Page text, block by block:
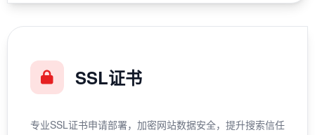
SSL证书
专业SSL证书申请部署，加密网站数据安全，提升搜索信任